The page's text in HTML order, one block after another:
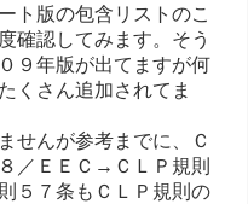
ト版の包含リストのこ
確認してみます。そう
９年版が出てますが何
くさん追加されてま
せんが参考までに、Ｃ
／ＥＥＣ→ＣＬＰ規則
５７条もＣＬＰ規則の